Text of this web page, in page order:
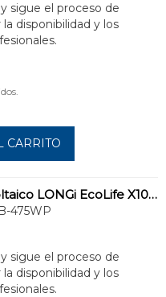
sigue el proceso de
disponibilidad y los
CARRITO
Módulo fotovoltaico LONGi EcoLife X10 Full Black 475W
475WP
sigue el proceso de
disponibilidad y los